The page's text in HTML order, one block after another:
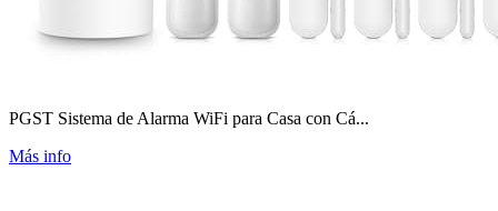
PGST Sistema de Alarma WiFi para Casa con Cá...
Más info